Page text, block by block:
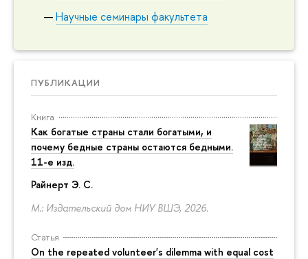
Научные семинары факультета
ПУБЛИКАЦИИ
Книга
Как богатые страны стали богатыми, и
почему бедные страны остаются бедными.
11-е изд.
Райнерт Э. С.
М.: Издательский дом НИУ ВШЭ, 2026.
Статья
On the repeated volunteer's dilemma with equal cost